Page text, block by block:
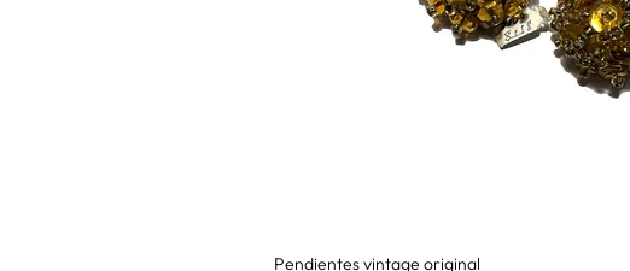
Pendientes vintage original